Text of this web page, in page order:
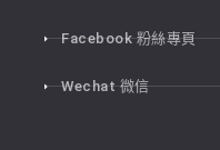
Facebook 粉絲專頁
Wechat 微信